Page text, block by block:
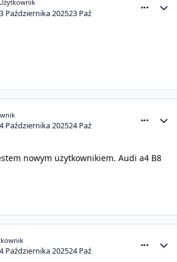
Użytkownik
Października 202523 Paź
Października 202524 Paź
nowym użytkownikiem. Audi a4 B8
Października 202524 Paź